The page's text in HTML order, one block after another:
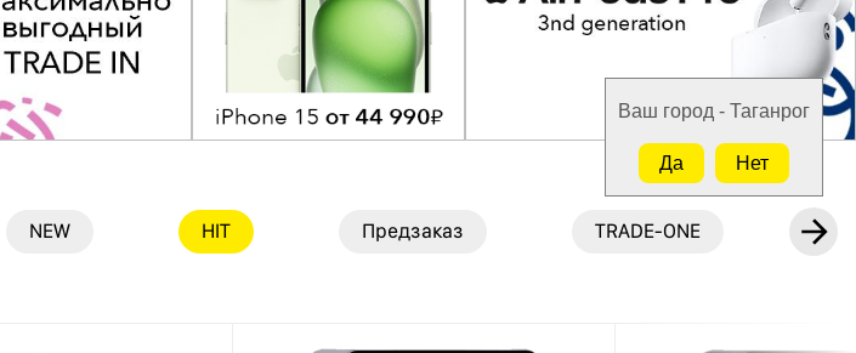
NEW HIT Предзаказ TRADE-ONE
Ваш город - Таганрог
Да Нет